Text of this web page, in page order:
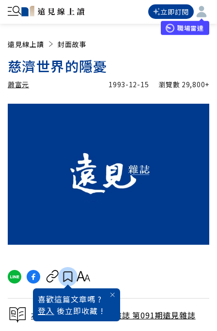
立即訂閱
職場雷達
遠見線上讀 封面故事
慈濟世界的隱憂
蕭富元 1993-12-15 瀏覽數 29,800+
喜歡這篇文章嗎 ?
登入 後立即收藏 !
本文出自 1994 / 1月號雜誌 第091期遠見雜誌